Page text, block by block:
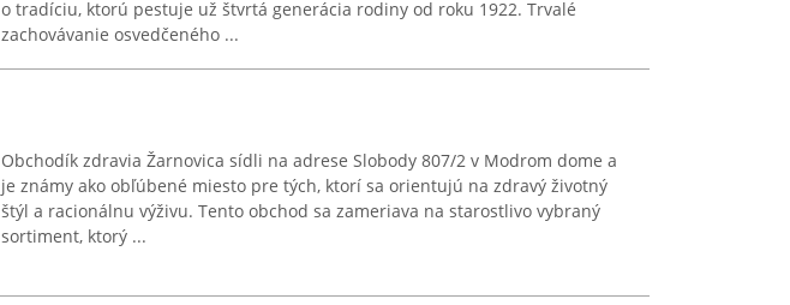
o tradíciu, ktorú pestuje už štvrtá generácia rodiny od roku 1922. Trvalé
zachovávanie osvedčeného ...
Obchodík zdravia Žarnovica sídli na adrese Slobody 807/2 v Modrom dome a
je známy ako obľúbené miesto pre tých, ktorí sa orientujú na zdravý životný
štýl a racionálnu výživu. Tento obchod sa zameriava na starostlivo vybraný
sortiment, ktorý ...